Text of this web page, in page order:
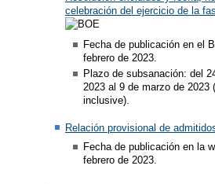
celebración del ejercicio de la
Fecha de publicación en el
febrero de 2023.
Plazo de subsanación: del
2023 al 9 de marzo de 2023
inclusive).
Relación provisional de
Fecha de publicación en la
febrero de 2023.